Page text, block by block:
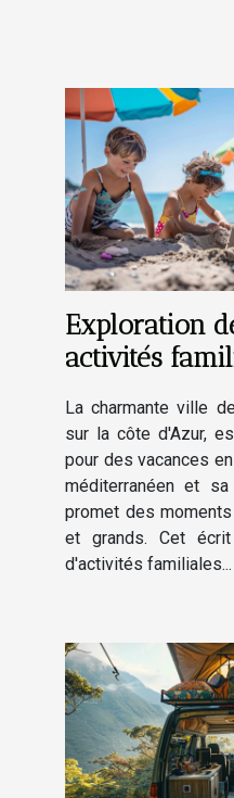
Exploration
activités
La charmante ville
sur la côte d'Azur,
pour des vacances
méditerranéen et
promet des
et grands. Cet
d'activités familiales...